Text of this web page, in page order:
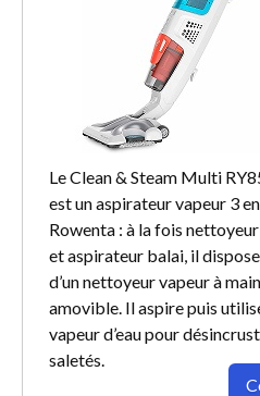
Le Clean & Steam Multi
est un aspirateur vapeur 3
Rowenta : à la fois
et aspirateur balai, il
d’un nettoyeur vapeur à main
amovible. Il aspire puis
vapeur d’eau pour
saletés.